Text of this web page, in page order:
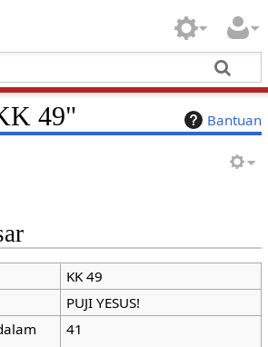
Bantuan
49"
KK 49
PUJI YESUS!
41